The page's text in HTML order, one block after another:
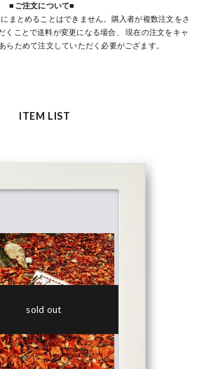
■ご注文について■
まとめることはできません。購入者が複数注文をさ
くことで送料が変更になる場合、 現在の注文をキャ
らためて注文していただく必要がござます。
ITEM LIST
sold out